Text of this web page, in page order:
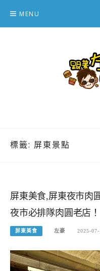
content
MENU
標籤: 屏東景點
屏東美食,屏東夜市肉
夜市必排隊肉圓老店！
屏東美食 左豪 2025-07-